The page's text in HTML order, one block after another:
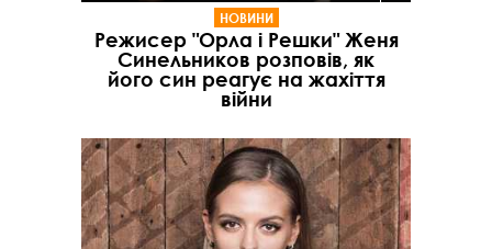
НОВИНИ
Режисер "Орла і Решки" Женя
Синельников розповів, як
його син реагує на жахіття
війни